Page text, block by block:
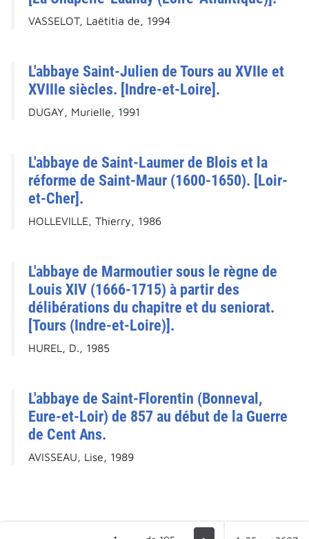
VASSELOT, Laëtitia de, 1994
L'abbaye Saint-Julien de Tours au XVIIe et
XVIIIe siècles. [Indre-et-Loire].
DUGAY, Murielle, 1991
L'abbaye de Saint-Laumer de Blois et la
réforme de Saint-Maur (1600-1650). [Loir-
et-Cher].
HOLLEVILLE, Thierry, 1986
L'abbaye de Marmoutier sous le règne de
Louis XIV (1666-1715) à partir des
délibérations du chapitre et du seniorat.
[Tours (Indre-et-Loire)].
HUREL, D., 1985
L'abbaye de Saint-Florentin (Bonneval,
Eure-et-Loir) de 857 au début de la Guerre
de Cent Ans.
AVISSEAU, Lise, 1989